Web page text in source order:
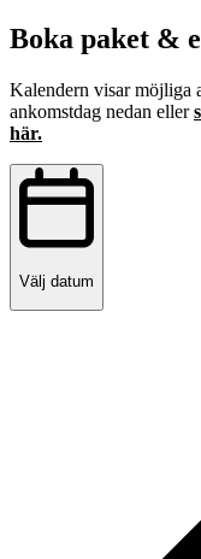
Boka paket &
Kalendern visar möjliga
ankomstdag nedan eller
här.
Välj datum